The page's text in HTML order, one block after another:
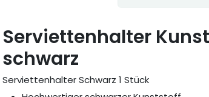
Serviettenhalter
schwarz
Serviettenhalter Schwarz 1 Stück